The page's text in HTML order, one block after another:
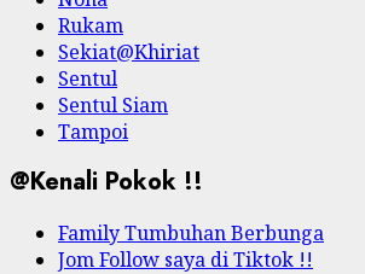
Rukam
Sekiat@Khiriat
Sentul
Sentul Siam
Tampoi
@Kenali Pokok !!
Family Tumbuhan Berbunga
Jom Follow saya di Tiktok !!